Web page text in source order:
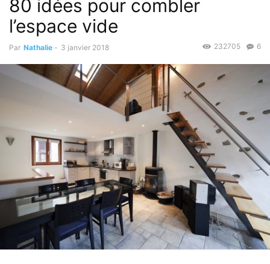
80 idées pour combler
l’espace vide
Par Nathalie - 3 janvier 2018 6
232705